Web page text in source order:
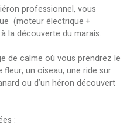
professionnel, vous
(moteur électrique +
la découverte du marais.
de calme où vous prendrez le
fleur, un oiseau, une ride sur
ou d’un héron découvert
: